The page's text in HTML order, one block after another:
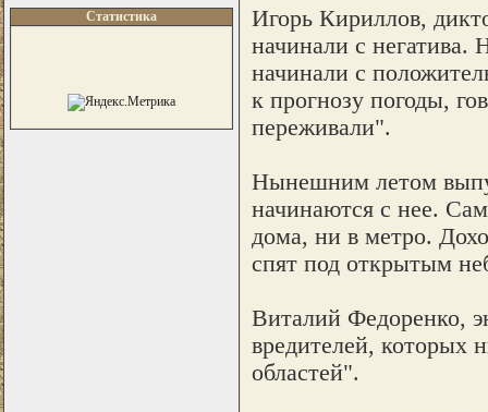
Статистика
Игорь Кириллов,
начинали с
начинали с
к прогнозу погоды,
переживали".
Нынешним летом
начинаются с нее.
дома, ни в метро.
спят под открытым
Виталий Федоренко,
вредителей, которых
областей".